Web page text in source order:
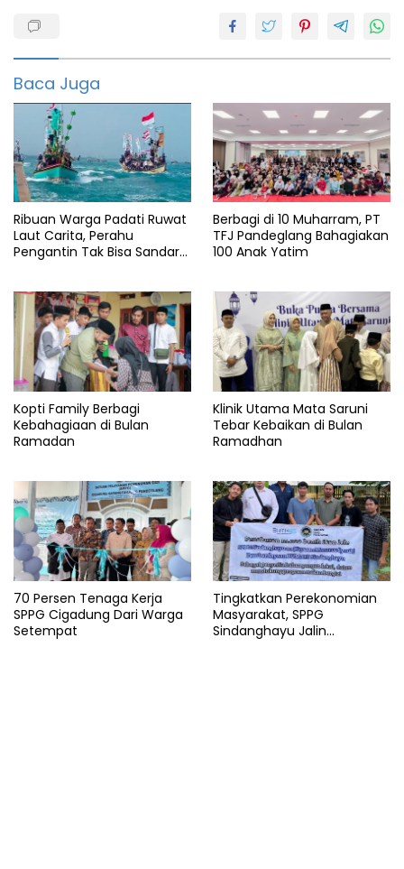
Humas
mabes
polri
Humas
polres
Pandeglang
Kabupaten
Lesung
Polda
Banten
Polres
Pandeglang
Provinsi
Tanjung
Baca Juga
Ribuan Warga Padati Ruwat
Laut Carita, Perahu
Pengantin Tak Bisa Sandar
Berbagi di 10 Muharram, PT
TFJ Pandeglang Bahagiakan
100 Anak Yatim
Kopti Family Berbagi
Kebahagiaan di Bulan
Ramadan
Klinik Utama Mata Saruni
Tebar Kebaikan di Bulan
Ramadhan
70 Persen Tenaga Kerja
SPPG Cigadung Dari Warga
Setempat
Tingkatkan Perekonomian
Masyarakat, SPPG
Sindanghayu Jalin